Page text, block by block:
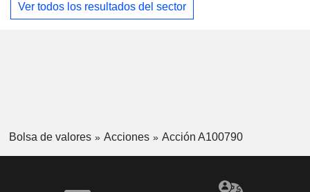
Ver todos los resultados del sector
Bolsa de valores Acciones Acción A100790